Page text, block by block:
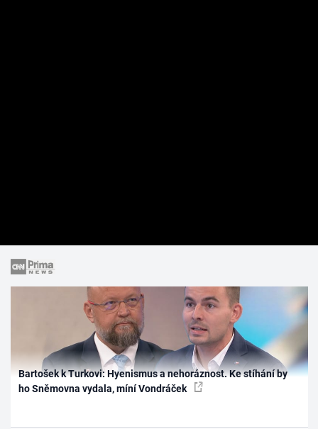
Bartošek k Turkovi: Hyenismus a nehoráznost. Ke stíhání by
ho Sněmovna vydala, míní Vondráček